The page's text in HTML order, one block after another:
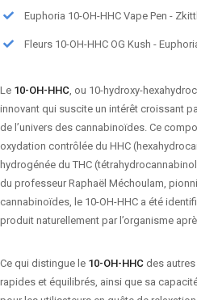
Euphoria 10-OH-HHC Vape Pen -
Fleurs 10-OH-HHC OG Kush -
Le 10-OH-HHC , ou 10-hydroxy-
innovant qui suscite un intérêt croissant
de l’univers des cannabinoïdes. Ce
oxydation contrôlée du HHC
hydrogénée du THC
du professeur Raphaël Méchoulam,
cannabinoïdes, le 10-OH-HHC a été
produit naturellement par l’organisme
Ce qui distingue le 10-OH-HHC des
rapides et équilibrés, ainsi que sa